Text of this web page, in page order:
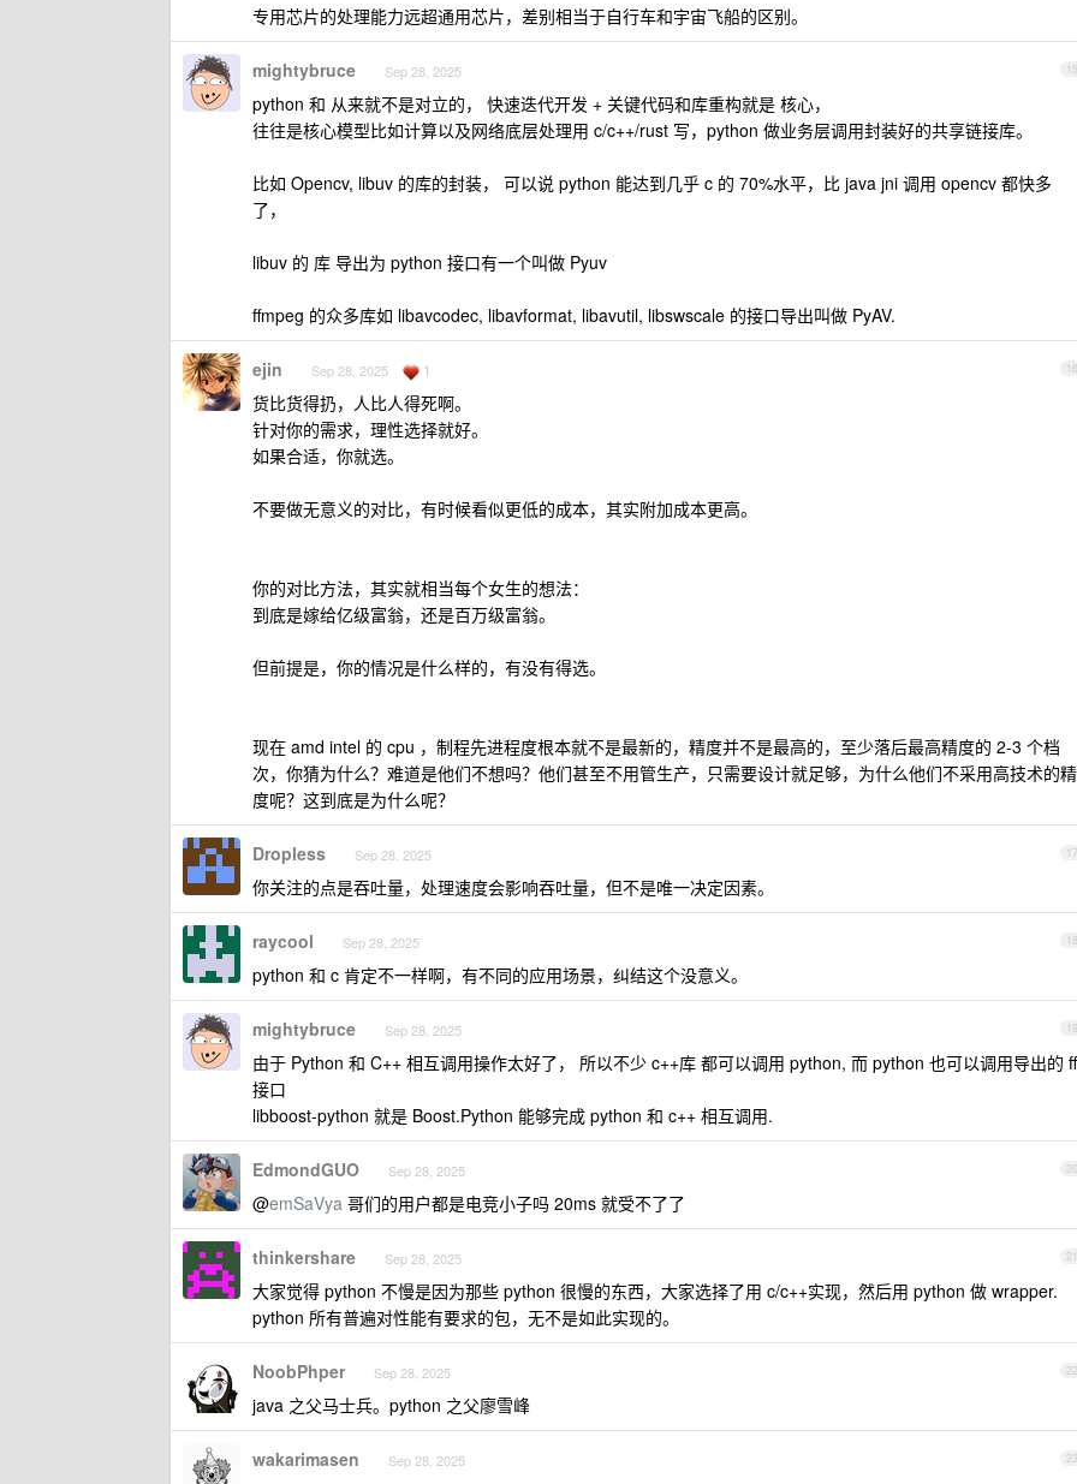
专用芯片的处理能力远超通用芯片，差别相当于自行车和宇宙飞船的区别。
15
mightybruce Sep 28, 2025
python 和 从来就不是对立的， 快速迭代开发 + 关键代码和库重构就是 核心，
往往是核心模型比如计算以及网络底层处理用 c/c++/rust 写，python 做业务层调用封装好的共享链接库。
比如 Opencv, libuv 的库的封装， 可以说 python 能达到几乎 c 的 70%水平，比 java jni 调用 opencv 都快多
了，
libuv 的 库 导出为 python 接口有一个叫做 Pyuv
ffmpeg 的众多库如 libavcodec, libavformat, libavutil, libswscale 的接口导出叫做 PyAV.
16
ejin Sep 28, 2025 1
货比货得扔，人比人得死啊。
针对你的需求，理性选择就好。
如果合适，你就选。
不要做无意义的对比，有时候看似更低的成本，其实附加成本更高。
你的对比方法，其实就相当每个女生的想法：
到底是嫁给亿级富翁，还是百万级富翁。
但前提是，你的情况是什么样的，有没有得选。
现在 amd intel 的 cpu ，制程先进程度根本就不是最新的，精度并不是最高的，至少落后最高精度的 2-3 个档
次，你猜为什么？难道是他们不想吗？他们甚至不用管生产，只需要设计就足够，为什么他们不采用高技术的精
度呢？这到底是为什么呢？
17
Dropless Sep 28, 2025
你关注的点是吞吐量，处理速度会影响吞吐量，但不是唯一决定因素。
18
raycool Sep 28, 2025
python 和 c 肯定不一样啊，有不同的应用场景，纠结这个没意义。
19
mightybruce Sep 28, 2025
由于 Python 和 C++ 相互调用操作太好了， 所以不少 c++库 都可以调用 python, 而 python 也可以调用导出的
接口
libboost-python 就是 Boost.Python 能够完成 python 和 c++ 相互调用.
20
EdmondGUO Sep 28, 2025
@emSaVya 哥们的用户都是电竞小子吗 20ms 就受不了了
21
thinkershare Sep 28, 2025
大家觉得 python 不慢是因为那些 python 很慢的东西，大家选择了用 c/c++实现，然后用 python 做 wrapper.
python 所有普遍对性能有要求的包，无不是如此实现的。
22
NoobPhper Sep 28, 2025
java 之父马士兵。python 之父廖雪峰
23
wakarimasen Sep 28, 2025